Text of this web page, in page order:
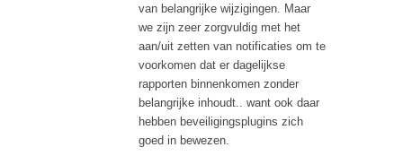
van belangrijke wijzigingen. Maar
we zijn zeer zorgvuldig met het
aan/uit zetten van notificaties om te
voorkomen dat er dagelijkse
rapporten binnenkomen zonder
belangrijke inhoudt.. want ook daar
hebben beveiligingsplugins zich
goed in bewezen.